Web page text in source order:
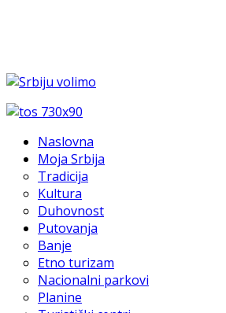
Naslovna
Moja Srbija
Tradicija
Kultura
Duhovnost
Putovanja
Banje
Etno turizam
Nacionalni parkovi
Planine